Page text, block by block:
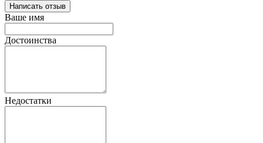
Написать отзыв
Ваше имя
Достоинства
Недостатки